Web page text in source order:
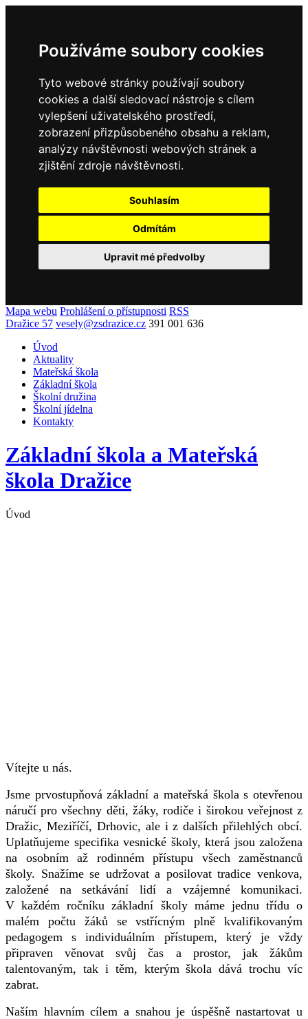
Používáme soubory cookies
Tyto webové stránky používají soubory
cookies a další sledovací nástroje s cílem
vylepšení uživatelského prostředí,
zobrazení přizpůsobeného obsahu a reklam,
analýzy návštěvnosti webových stránek a
zjištění zdroje návštěvnosti.
Souhlasím
Odmítám
Upravit mé předvolby
Mapa webu Prohlášení o přístupnosti RSS
Dražice 57 vesely@zsdrazice.cz 391 001 636
Úvod
Aktuality
Mateřská škola
Základní škola
Školní družina
Školní jídelna
Kontakty
Základní škola a Mateřská
škola Dražice
Úvod
Vítejte u nás.
Jsme prvostupňová základní a mateřská škola s otevřenou
náručí pro všechny děti, žáky, rodiče i širokou veřejnost z
Dražic, Meziříčí, Drhovic, ale i z dalších přilehlých obcí.
Uplatňujeme specifika vesnické školy, která jsou založena
na osobním až rodinném přístupu všech zaměstnanců
školy. Snažíme se udržovat a posilovat tradice venkova,
založené na setkávání lidí a vzájemné komunikaci.
V každém ročníku základní školy máme jednu třídu o
malém počtu žáků se vstřícným plně kvalifikovaným
pedagogem s individuálním přístupem, který je vždy
připraven věnovat svůj čas a prostor, jak žákům
talentovaným, tak i těm, kterým škola dává trochu víc
zabrat.
Naším hlavním cílem a snahou je úspěšně nastartovat u